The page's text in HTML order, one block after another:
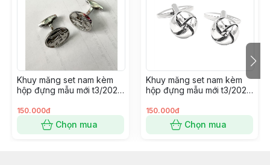
Khuy măng set nam kèm
hộp đựng mẫu mới t3/2024
150.000đ
Chọn mua
Khuy măng set nam kèm
hộp đựng mẫu mới t3/2024
150.000đ
Chọn mua